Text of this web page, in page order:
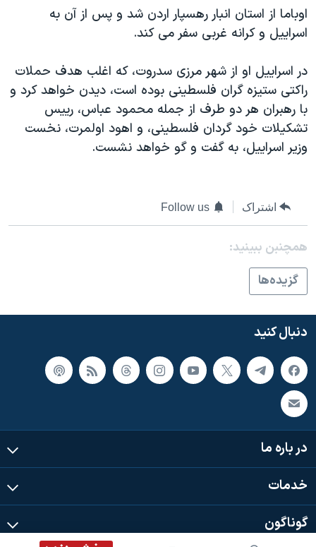
اوباما از استان انبار رهسپار اردن شد و پس از آن به
اسراییل و کرانه غربی سفر می کند.
در اسراییل او از شهر مرزی سدروت، که اغلب هدف حملات
راکتی ستیزه گران فلسطینی بوده است، دیدن خواهد کرد و
با رهبران هر دو طرف از جمله محمود عباس، رییس
تشکیلات خود گردان فلسطینی، و اهود اولمرت، نخست
وزیر اسراییل، به گفت و گو خواهد نشست.
اشتراک Follow us
همچنبن ببینید:
گزيده‌ها
دنبال کنید
در باره ما
خدمات
گوناگون